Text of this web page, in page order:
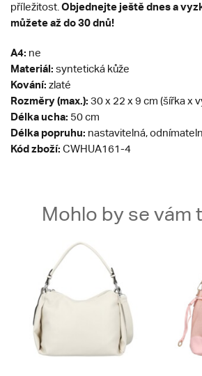
příležitost. Objednejte ještě dnes a
můžete až do 30 dnů!
A4: ne
Materiál: syntetická kůže
Kování: zlaté
Rozměry (max.): 30 x 22 x 9 cm (šířka x
Délka ucha: 50 cm
Délka popruhu: nastavitelná,
Kód zboží: CWHUA161-4
Mohlo by se vám